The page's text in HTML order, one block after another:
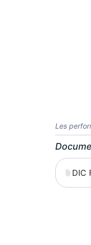
Les
DIC